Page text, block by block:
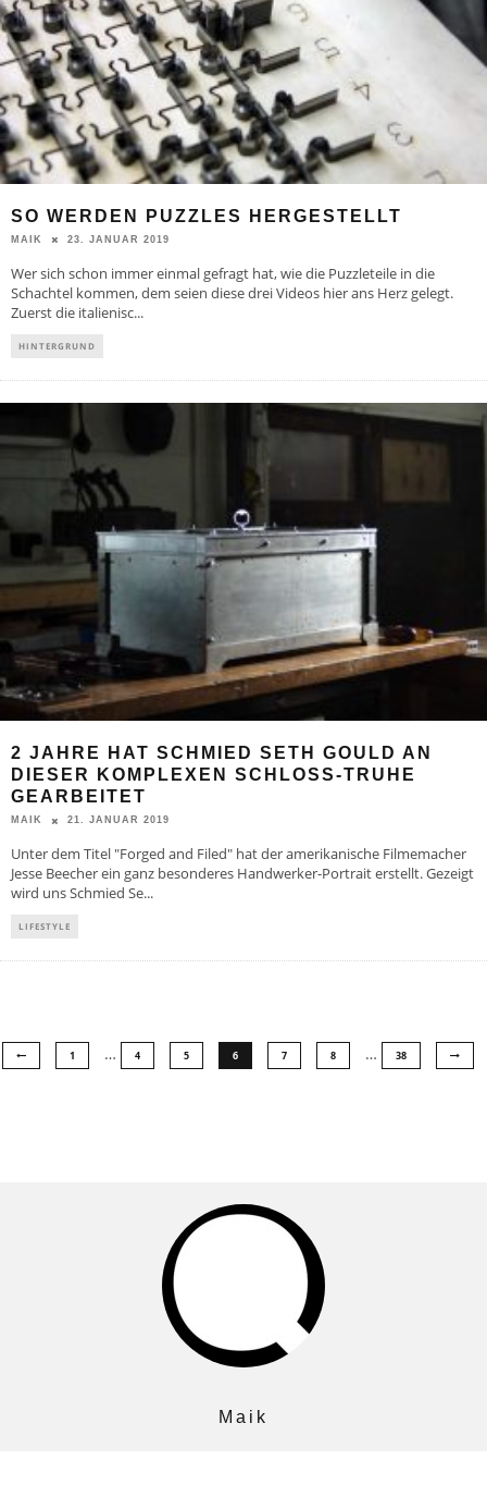
SO WERDEN PUZZLES HERGESTELLT
MAIK 23. JANUAR 2019
Wer sich schon immer einmal gefragt hat, wie die Puzzleteile in die
Schachtel kommen, dem seien diese drei Videos hier ans Herz gelegt.
Zuerst die italienisc...
HINTERGRUND
2 JAHRE HAT SCHMIED SETH GOULD AN
DIESER KOMPLEXEN SCHLOSS-TRUHE
GEARBEITET
MAIK 21. JANUAR 2019
Unter dem Titel "Forged and Filed" hat der amerikanische Filmemacher
Jesse Beecher ein ganz besonderes Handwerker-Portrait erstellt. Gezeigt
wird uns Schmied Se...
LIFESTYLE
1 … 4 5 6 7 8 … 38
Maik